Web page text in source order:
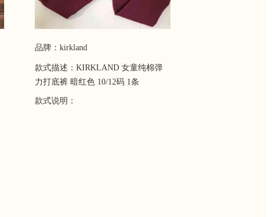
品牌：kirkland
款式描述：KIRKLAND 女童纯棉弹
力打底裤 暗红色 10/12码 1条
款式说明：